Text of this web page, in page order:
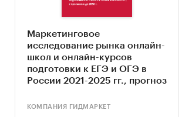
Описание основных
развития рынка
Анализ отраслевых
экономической деятельности
привлекательности рынка
Маркетинговое
исследование рынка онлайн-
школ и онлайн-курсов
подготовки к ЕГЭ и ОГЭ в
России 2021-2025 гг., прогноз
КОМПАНИЯ ГИДМАРКЕТ